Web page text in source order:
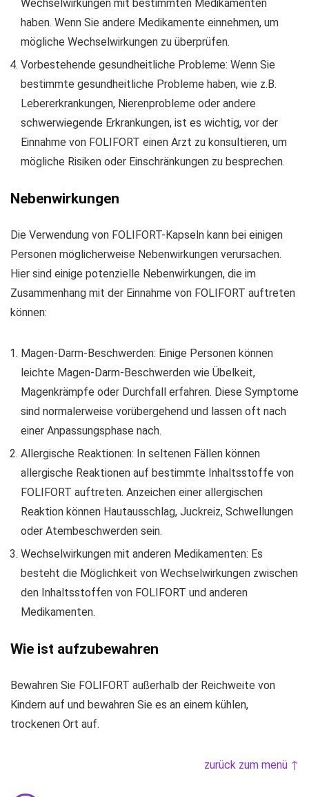
Wechselwirkungen mit bestimmten Medikamenten
haben. Wenn Sie andere Medikamente einnehmen, um
mögliche Wechselwirkungen zu überprüfen.
Vorbestehende gesundheitliche Probleme: Wenn Sie
bestimmte gesundheitliche Probleme haben, wie z.B.
Lebererkrankungen, Nierenprobleme oder andere
schwerwiegende Erkrankungen, ist es wichtig, vor der
Einnahme von FOLIFORT einen Arzt zu konsultieren, um
mögliche Risiken oder Einschränkungen zu besprechen.
Nebenwirkungen
Die Verwendung von FOLIFORT-Kapseln kann bei einigen
Personen möglicherweise Nebenwirkungen verursachen.
Hier sind einige potenzielle Nebenwirkungen, die im
Zusammenhang mit der Einnahme von FOLIFORT auftreten
können:
Magen-Darm-Beschwerden: Einige Personen können
leichte Magen-Darm-Beschwerden wie Übelkeit,
Magenkrämpfe oder Durchfall erfahren. Diese Symptome
sind normalerweise vorübergehend und lassen oft nach
einer Anpassungsphase nach.
Allergische Reaktionen: In seltenen Fällen können
allergische Reaktionen auf bestimmte Inhaltsstoffe von
FOLIFORT auftreten. Anzeichen einer allergischen
Reaktion können Hautausschlag, Juckreiz, Schwellungen
oder Atembeschwerden sein.
Wechselwirkungen mit anderen Medikamenten: Es
besteht die Möglichkeit von Wechselwirkungen zwischen
den Inhaltsstoffen von FOLIFORT und anderen
Medikamenten.
Wie ist aufzubewahren
Bewahren Sie FOLIFORT außerhalb der Reichweite von
Kindern auf und bewahren Sie es an einem kühlen,
trockenen Ort auf.
zurück zum menü ↑